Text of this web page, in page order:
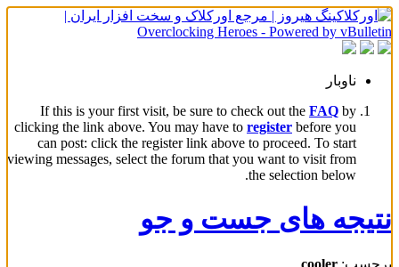
ناوبار
If this is your first visit, be sure to check out the FAQ by
clicking the link above. You may have to register before you
can post: click the register link above to proceed. To start
viewing messages, select the forum that you want to visit from
the selection below.
نتیجه های جست و جو
برچسب: cooler